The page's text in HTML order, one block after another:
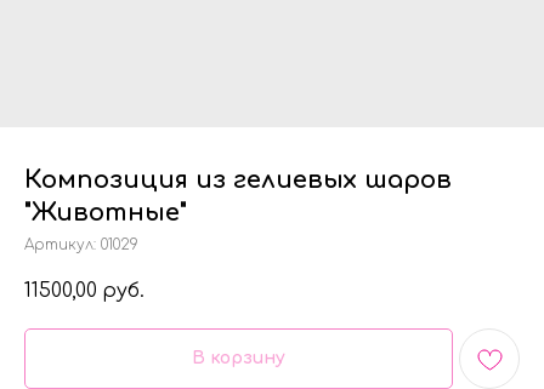
Композиция из гелиевых шаров
"Животные"
Артикул: 01029
11500,00 руб.
В корзину